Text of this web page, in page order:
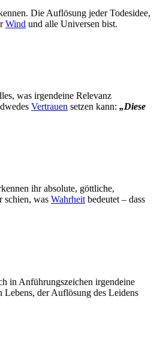
Die Auflösung jeder Todesidee,
Wind und alle Universen bist.
was irgendeine Relevanz
Vertrauen setzen kann: „Diese
ihr absolute, göttliche,
schien, was Wahrheitbedeutet – dass
in Anführungszeichen irgendeine
Lebens, der Auflösung des Leidens